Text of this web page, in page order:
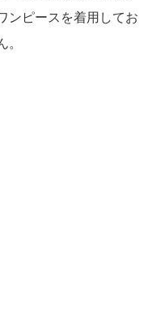
ンピースを着用してお